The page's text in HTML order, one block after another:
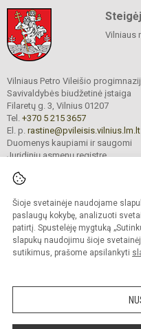
Šioje svetainėje naudojame
paslaugų kokybę, analizuoti
patirtį. Spustelėję mygtuką
slapukų naudojimu šioje
sutikimus, prašome apsilankyti
Vilniaus
Vilniaus Petro Vileišio
Savivaldybės biudžetinė įstaiga
Filaretų g. 3, Vilnius 01207
Tel. +370 5 215 3657
El. p. rastine@pvileisis.vilnius.lm.lt
Duomenys kaupiami ir saugomi
Juridinių asmenų registre
© 2026. Vilniaus Petro
Kopijuoti turinį be raštiško įstaigos
Prieinamumo